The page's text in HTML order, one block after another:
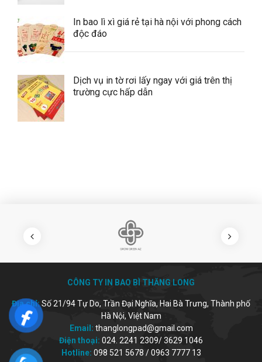
In bao lì xì giá rẻ tại hà nội với phong cách
độc đáo
Dịch vụ in tờ rơi lấy ngay với giá trên thị
trường cực hấp dẫn
CÔNG TY IN BAO BÌ THĂNG LONG
Địa chỉ:Số 21/94 Tự Do, Trần Đại Nghĩa, Hai Bà Trưng, Thành phố
Hà Nội, Việt Nam
Email: thanglongpad@gmail.com
Điện thoại: 024. 2241 2309/ 3629 1046
Hotline: 098 521 5678 / 0963 7777 13